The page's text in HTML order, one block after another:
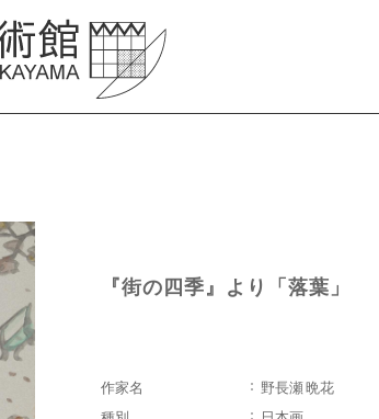
『街の四季』より「落葉」
作家名
野長瀬 晩花